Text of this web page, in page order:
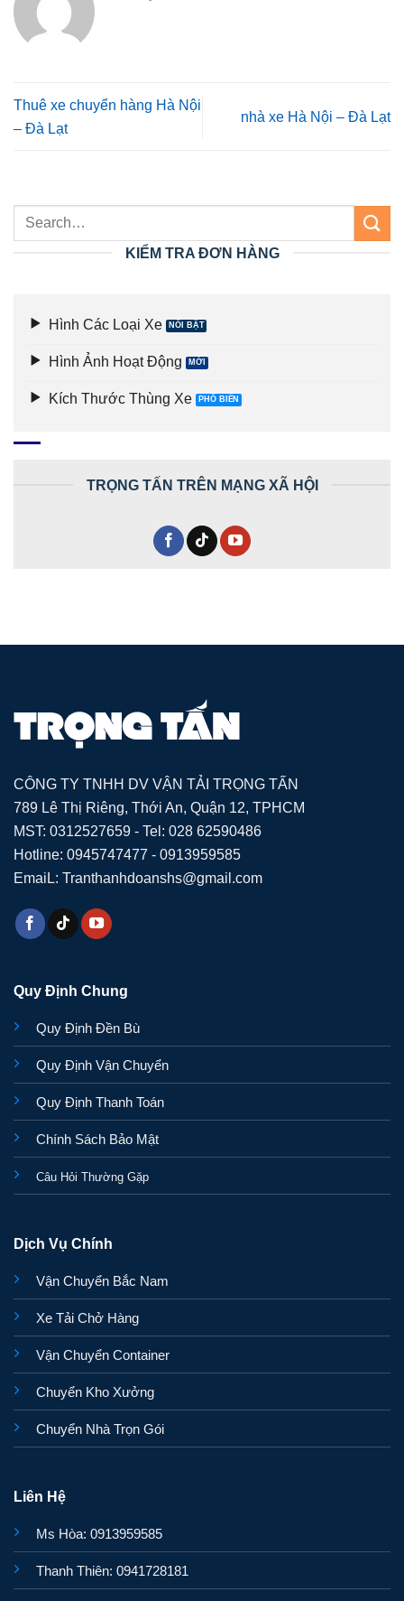
Thuê xe chuyển hàng Hà Nội
– Đà Lạt
nhà xe Hà Nội – Đà Lạt
KIỂM TRA ĐƠN HÀNG
Hình Các Loại Xe
Hình Ảnh Hoạt Động
Kích Thước Thùng Xe
TRỌNG TẤN TRÊN MẠNG XÃ HỘI
CÔNG TY TNHH DV VẬN TẢI TRỌNG TẤN
789 Lê Thị Riêng, Thới An, Quận 12, TPHCM
MST: 0312527659 - Tel: 028 62590486
Hotline: 0945747477 - 0913959585
EmaiL: Tranthanhdoanshs@gmail.com
Quy Định Chung
Quy Định Đền Bù
Quy Định Vận Chuyển
Quy Định Thanh Toán
Chính Sách Bảo Mật
Câu Hỏi Thường Gặp
Dịch Vụ Chính
Vận Chuyển Bắc Nam
Xe Tải Chở Hàng
Vận Chuyển Container
Chuyển Kho Xưởng
Chuyển Nhà Trọn Gói
Liên Hệ
Ms Hòa: 0913959585
Thanh Thiên: 0941728181